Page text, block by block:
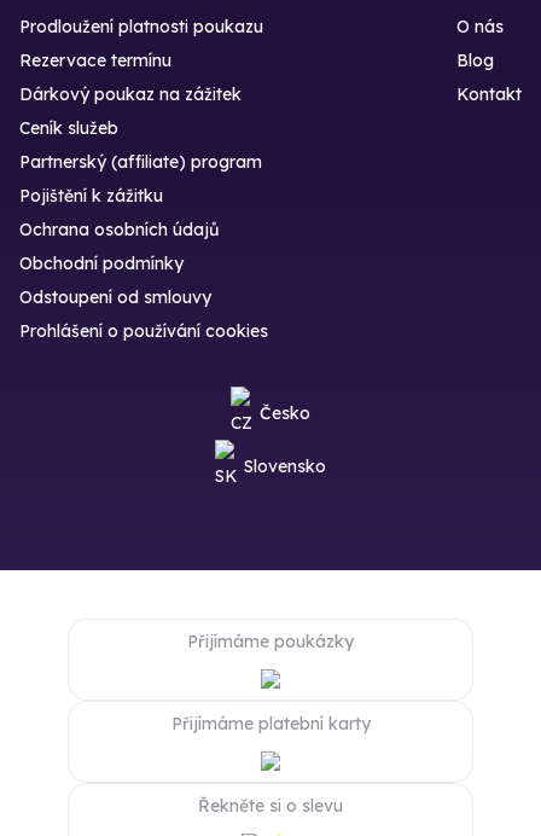
Prodloužení platnosti poukazu
Rezervace termínu
Dárkový poukaz na zážitek
O nás
Blog
Kontakt
Ceník služeb
Partnerský (affiliate) program
Pojištění k zážitku
Ochrana osobních údajů
Obchodní podmínky
Odstoupení od smlouvy
Prohlášení o používání cookies
Česko
Slovensko
Přijímáme poukázky
Přijímáme platební karty
Řekněte si o slevu